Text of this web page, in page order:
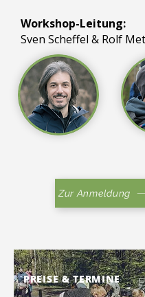
Workshop-Leitung:
Sven Scheffel & Rolf
Zur Anmeldung
PREISE & TERMINE